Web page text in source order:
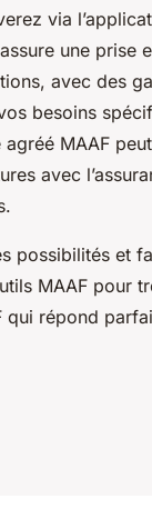
via
une prise
avec des
besoins
MAAF
avec
possibilités et
MAAF pour
qui répond